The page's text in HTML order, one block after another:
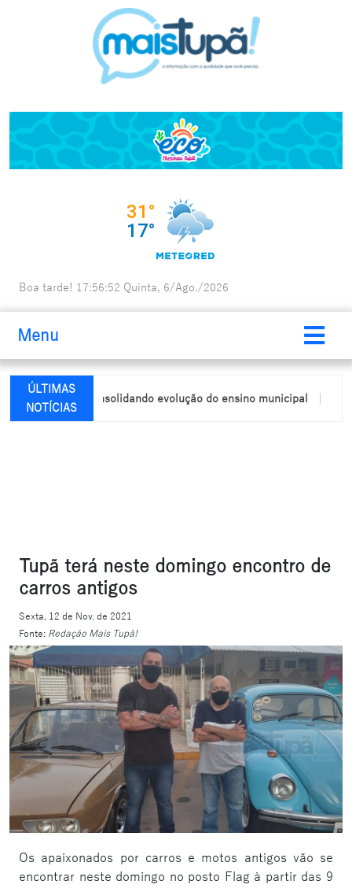
Boa tarde! 17:56:53 Quinta, 6/Ago./2026
Menu
ÚLTIMAS
NOTÍCIAS
no IDEB, consolidando evolução do ensino municipal
Tupã terá neste domingo encontro de
carros antigos
Sexta, 12 de Nov. de 2021
Fonte: Redação Mais Tupã!
Os apaixonados por carros e motos antigos vão se
encontrar neste domingo no posto Flag à partir das 9